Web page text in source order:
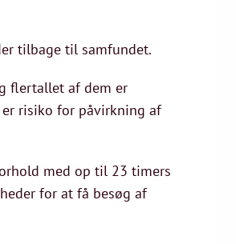
tilbage til samfundet.
flertallet af dem er
risiko for påvirkning af
med op til 23 timers
for at få besøg af